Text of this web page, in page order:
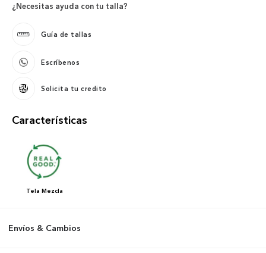
¿Necesitas ayuda con tu talla?
Guía de tallas
Escríbenos
Solicita tu credito
Características
Tela Mezcla
Envíos & Cambios